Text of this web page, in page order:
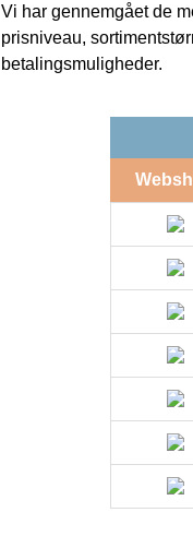
Vi har gennemgået de
prisniveau,
betalingsmuligheder.